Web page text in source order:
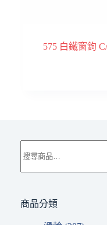
575 白鐵窗鉤
尋
關
商品分類